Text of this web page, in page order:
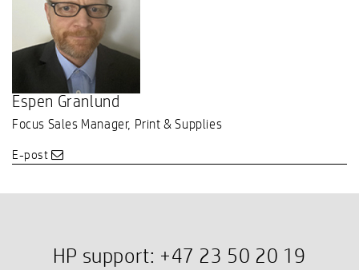
Espen Granlund
Focus Sales Manager, Print & Supplies
E-post
HP support: +47 23 50 20 19